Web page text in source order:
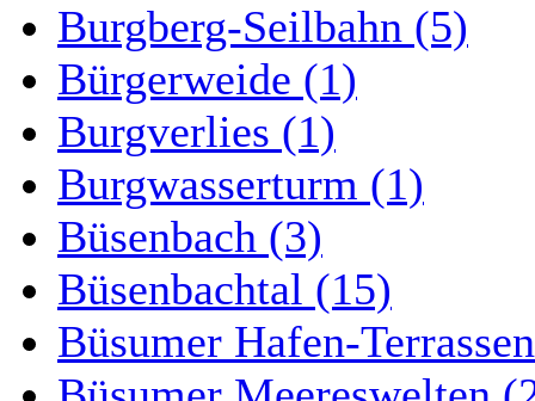
Burgberg-Seilbahn (5)
Bürgerweide (1)
Burgverlies (1)
Burgwasserturm (1)
Büsenbach (3)
Büsenbachtal (15)
Büsumer Hafen-